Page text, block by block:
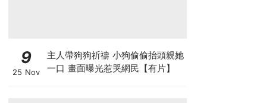
9
25 Nov
主人帶狗狗祈禱 小狗偷偷抬頭親她
一口 畫面曝光惹哭網民【有片】